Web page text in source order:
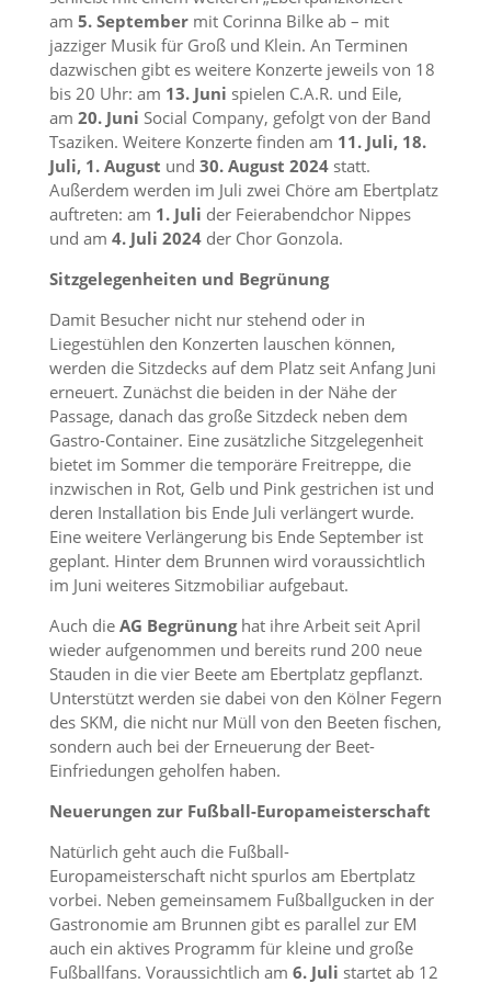
am 5. September mit Corinna Bilke ab – mit
jazziger Musik für Groß und Klein. An Terminen
dazwischen gibt es weitere Konzerte jeweils von 18
bis 20 Uhr: am 13. Juni spielen C.A.R. und Eile,
am 20. Juni Social Company, gefolgt von der Band
Tsaziken. Weitere Konzerte finden am 11. Juli, 18.
Juli, 1. August und 30. August 2024 statt.
Außerdem werden im Juli zwei Chöre am Ebertplatz
auftreten: am 1. Juli der Feierabendchor Nippes
und am 4. Juli 2024der Chor Gonzola.
Sitzgelegenheiten und Begrünung
Damit Besucher nicht nur stehend oder in
Liegestühlen den Konzerten lauschen können,
werden die Sitzdecks auf dem Platz seit Anfang Juni
erneuert. Zunächst die beiden in der Nähe der
Passage, danach das große Sitzdeck neben dem
Gastro-Container. Eine zusätzliche Sitzgelegenheit
bietet im Sommer die temporäre Freitreppe, die
inzwischen in Rot, Gelb und Pink gestrichen ist und
deren Installation bis Ende Juli verlängert wurde.
Eine weitere Verlängerung bis Ende September ist
geplant. Hinter dem Brunnen wird voraussichtlich
im Juni weiteres Sitzmobiliar aufgebaut.
Auch die AG Begrünunghat ihre Arbeit seit April
wieder aufgenommen und bereits rund 200 neue
Stauden in die vier Beete am Ebertplatz gepflanzt.
Unterstützt werden sie dabei von den Kölner Fegern
des SKM, die nicht nur Müll von den Beeten fischen,
sondern auch bei der Erneuerung der Beet-
Einfriedungen geholfen haben.
Neuerungen zur Fußball-Europameisterschaft
Natürlich geht auch die Fußball-
Europameisterschaft nicht spurlos am Ebertplatz
vorbei. Neben gemeinsamem Fußballgucken in der
Gastronomie am Brunnen gibt es parallel zur EM
auch ein aktives Programm für kleine und große
Fußballfans. Voraussichtlich am 6. Juli startet ab 12